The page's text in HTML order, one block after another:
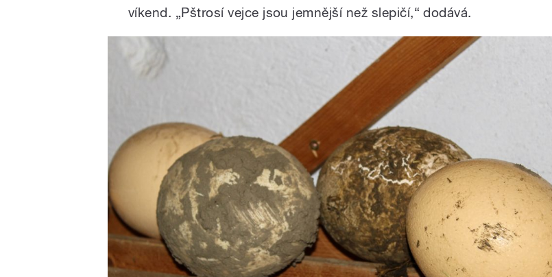
víkend. „Pštrosí vejce jsou jemnější než slepičí,“ dodává.